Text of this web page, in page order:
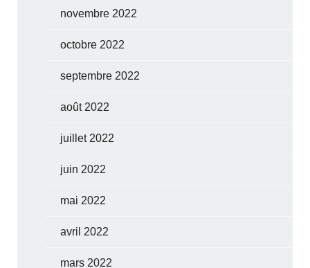
novembre 2022
octobre 2022
septembre 2022
août 2022
juillet 2022
juin 2022
mai 2022
avril 2022
mars 2022